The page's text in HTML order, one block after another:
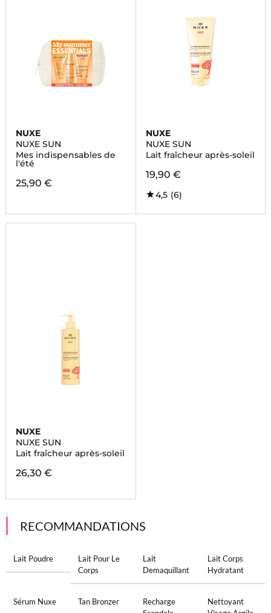
NUXE
NUXE SUN
Mes indispensables de
l'été
25,90 €
NUXE
NUXE SUN
Lait fraîcheur après-soleil
19,90 €
4,5 (6)
NUXE
NUXE SUN
Lait fraîcheur après-soleil
26,30 €
RECOMMANDATIONS
Lait Poudre
Lait Pour Le
Corps
Lait
Demaquillant
Lait Corps
Hydratant
Sérum Nuxe Tan Bronzer
Recharge
Nettoyant